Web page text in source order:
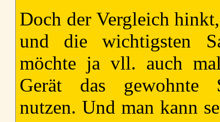
Doch der Vergleich
und die wichtigsten
möchte ja vll. auch
Gerät das gewohnte
nutzen. Und man kann